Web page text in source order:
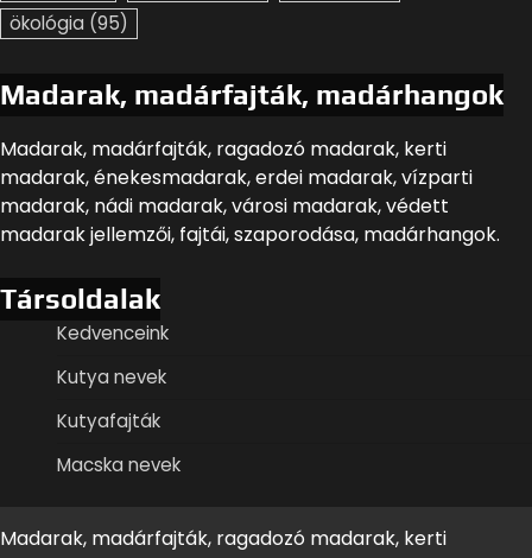
ökológia (95)
Madarak, madárfajták, madárhangok
Madarak, madárfajták, ragadozó madarak, kerti
madarak, énekesmadarak, erdei madarak, vízparti
madarak, nádi madarak, városi madarak, védett
madarak jellemzői, fajtái, szaporodása, madárhangok.
Társoldalak
Kedvenceink
Kutya nevek
Kutyafajták
Macska nevek
Madarak, madárfajták, ragadozó madarak, kerti